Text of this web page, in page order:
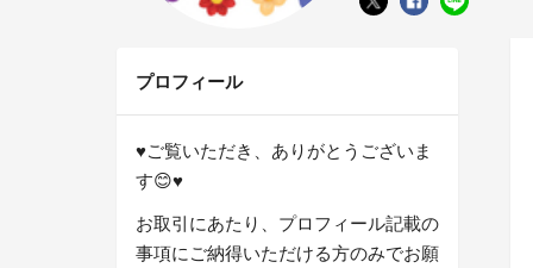
プロフィール
♥️ご覧いただき、ありがとうございま
す😊♥️
お取引にあたり、プロフィール記載の
事項にご納得いただける方のみでお願